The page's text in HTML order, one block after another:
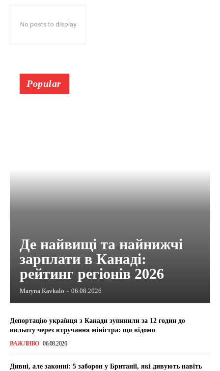
No posts to display
Popular
Де найвищі та найнижчі
зарплати в Канаді:
рейтинг регіонів 2026
Maryna Kavkalo - 06.08.2026
Депортацію українця з Канади зупинили за 12 годин до
вильоту через втручання міністра: що відомо
ВАЖЛИВО 06.08.2026
Дивні, але законні: 5 заборон у Британії, які дивують навіть